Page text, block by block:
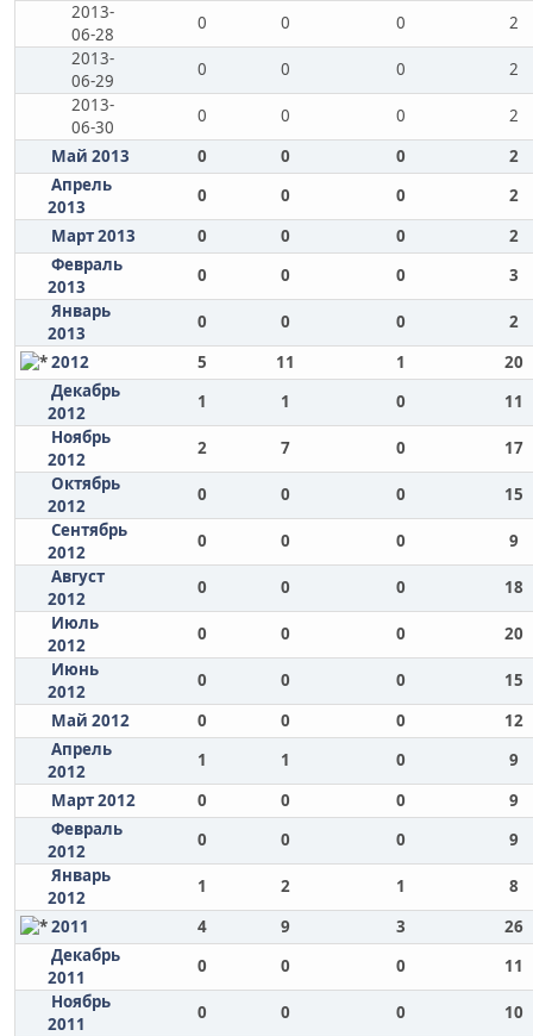
2013-
06-28
0 0 0
2
2013-
06-29
0 0 0
2
2013-
06-30
0 0 0
2
Май 2013
0 0 0
2
Апрель
2013
0 0 0
2
Март 2013
0 0 0
2
Февраль
2013
0 0 0
3
Январь
2013
0 0 0
2
2012
5 11 1
20
Декабрь
2012
1 1 0
11
Ноябрь
2012
2 7 0
17
Октябрь
2012
0 0 0
15
Сентябрь
2012
0 0 0
9
Август
2012
0 0 0
18
Июль
2012
0 0 0
20
Июнь
2012
0 0 0
15
Май 2012
0 0 0
12
Апрель
2012
1 1 0
9
Март 2012
0 0 0
9
Февраль
2012
0 0 0
9
Январь
2012
1 2 1
8
2011
4 9 3
26
Декабрь
2011
0 0 0
11
Ноябрь
2011
0 0 0
10